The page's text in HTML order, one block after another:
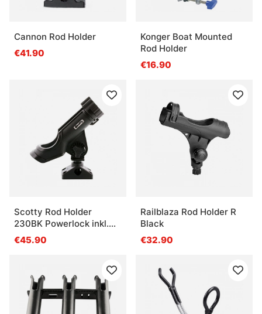
Cannon Rod Holder
€41.90
Konger Boat Mounted
Rod Holder
€16.90
Scotty Rod Holder
230BK Powerlock inkl.
241 & 242
€45.90
Railblaza Rod Holder R
Black
€32.90